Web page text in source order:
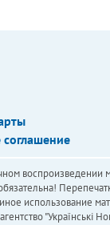
соглашение
воспроизведении
использование
"Українськi